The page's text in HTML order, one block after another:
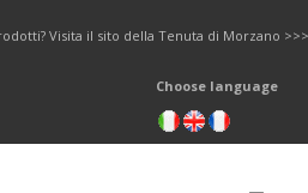
Visita il sito della Tenuta di Morzano >>>
Choose language